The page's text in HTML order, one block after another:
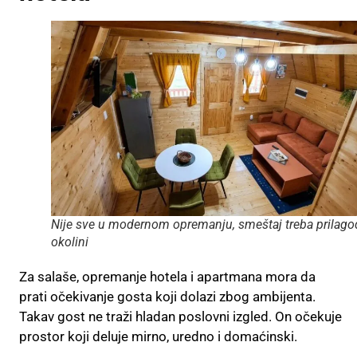
Nije sve u modernom opremanju, smeštaj treba
okolini
Za salaše, opremanje hotela i apartmana mora da
prati očekivanje gosta koji dolazi zbog ambijenta.
Takav gost ne traži hladan poslovni izgled. On očekuje
prostor koji deluje mirno, uredno i domaćinski.